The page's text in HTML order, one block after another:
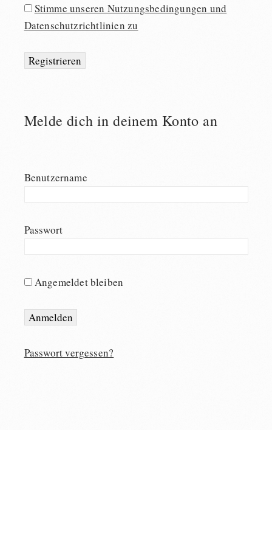
Stimme unseren Nutzungsbedingungen und
Datenschutzrichtlinien zu
Melde dich in deinem Konto an
Benutzername
Passwort
Angemeldet bleiben
Passwort vergessen?